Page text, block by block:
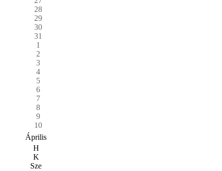
28
29
30
31
1
2
3
4
5
6
7
8
9
10
Április
H
K
Sze